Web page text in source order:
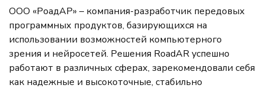
ООО «РоадАР» – компания-разработчик передовых
программных продуктов, базирующихся на
использовании возможностей компьютерного
зрения и нейросетей. Решения RoadAR успешно
работают в различных сферах, зарекомендовали себя
как надежные и высокоточные, стабильно